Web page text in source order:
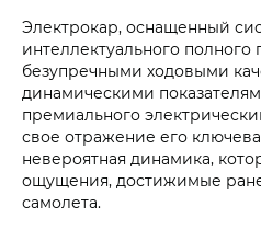
Электрокар, оснащенный
интеллектуального полного
безупречными ходовыми
динамическими
премиального
свое отражение его
невероятная динамика,
ощущения, достижимые
самолета.